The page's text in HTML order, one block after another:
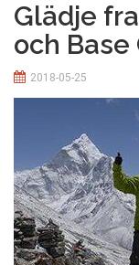
Glädje
och Base
2018-05-25